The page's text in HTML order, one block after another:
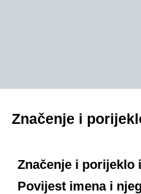
Značenje i
Značenje i porijeklo
Povijest imena i